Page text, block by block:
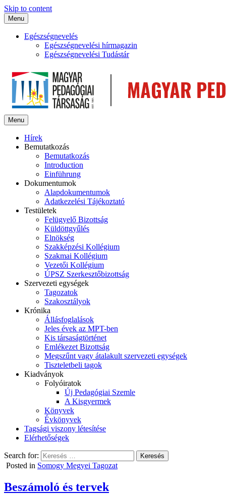
Skip to content
Menu
Egészségnevelés
Egészségnevelési hírmagazin
Egészségnevelési Tudástár
Menu
Hírek
Bemutatkozás
Bemutatkozás
Introduction
Einführung
Dokumentumok
Alapdokumentumok
Adatkezelési Tájékoztató
Testületek
Felügyelő Bizottság
Küldöttgyűlés
Elnökség
Szakképzési Kollégium
Szakmai Kollégium
Vezetői Kollégium
ÚPSZ Szerkesztőbizottság
Szervezeti egységek
Tagozatok
Szakosztályok
Krónika
Állásfoglalások
Jeles évek az MPT-ben
Kis társaságtörténet
Emlékezet Bizottság
Megszűnt vagy átalakult szervezeti egységek
Tiszteletbeli tagok
Kiadványok
Folyóiratok
Új Pedagógiai Szemle
A Kisgyermek
Könyvek
Évkönyvek
Tagsági viszony létesítése
Elérhetőségek
Search for:
Posted in Somogy Megyei Tagozat
Beszámoló és tervek